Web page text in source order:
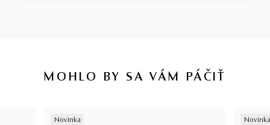
MOHLO BY SA VÁM PÁČIŤ
Novinka Novinka